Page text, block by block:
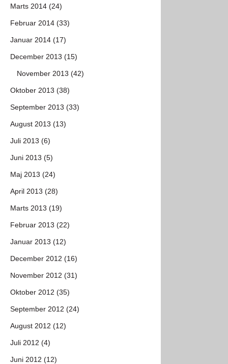
Marts 2014 (24)
Februar 2014 (33)
Januar 2014 (17)
December 2013 (15)
November 2013 (42)
Oktober 2013 (38)
September 2013 (33)
August 2013 (13)
Juli 2013 (6)
Juni 2013 (5)
Maj 2013 (24)
April 2013 (28)
Marts 2013 (19)
Februar 2013 (22)
Januar 2013 (12)
December 2012 (16)
November 2012 (31)
Oktober 2012 (35)
September 2012 (24)
August 2012 (12)
Juli 2012 (4)
Juni 2012 (12)